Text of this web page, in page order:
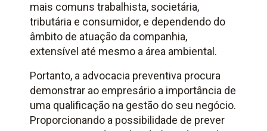
mais comuns trabalhista, societária,
tributária e consumidor, e dependendo do
âmbito de atuação da companhia,
extensível até mesmo a área ambiental.
Portanto, a advocacia preventiva procura
demonstrar ao empresário a importância de
uma qualificação na gestão do seu negócio.
Proporcionando a possibilidade de prever